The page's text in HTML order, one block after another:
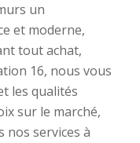
un
et moderne,
tout achat,
16, nous vous
les qualités
sur le marché,
nos services à